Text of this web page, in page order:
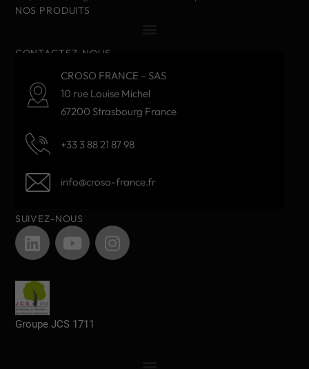
NOS PRODUITS
CONTACTEZ-NOUS
CROSO FRANCE – SAS
10 rue Louise Michel
67200 Strasbourg France
+33 3 88 21 87 98
info@croso-france.fr
SUIVEZ-NOUS
Groupe JCS 1711